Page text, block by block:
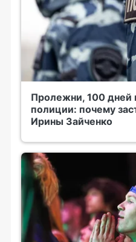
Пролежни, 100 дней
полиции: почему
Ирины Зайченко